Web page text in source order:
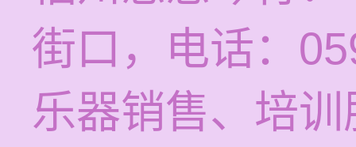
街口，电话：
乐器销售、培